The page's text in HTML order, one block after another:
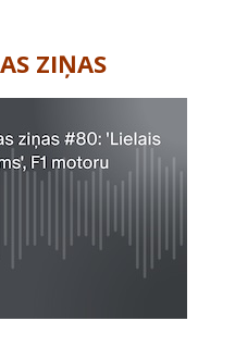
ZIŅAS